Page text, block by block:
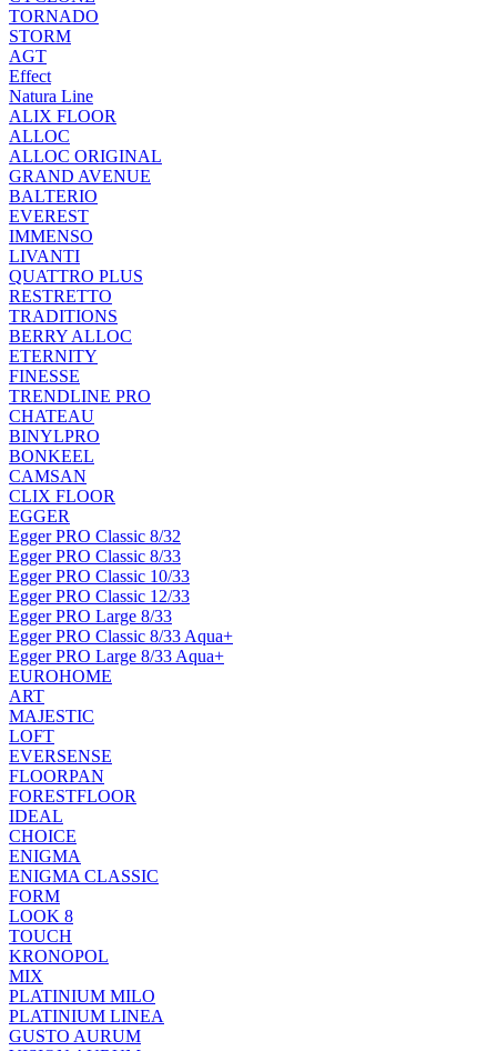
TORNADO
STORM
AGT
Effect
Natura Line
ALIX FLOOR
ALLOC
ALLOC ORIGINAL
GRAND AVENUE
BALTERIO
EVEREST
IMMENSO
LIVANTI
QUATTRO PLUS
RESTRETTO
TRADITIONS
BERRY ALLOC
ETERNITY
FINESSE
TRENDLINE PRO
CHATEAU
BINYLPRO
BONKEEL
CAMSAN
CLIX FLOOR
EGGER
Egger PRO Classic 8/32
Egger PRO Classic 8/33
Egger PRO Classic 10/33
Egger PRO Classic 12/33
Egger PRO Large 8/33
Egger PRO Classic 8/33 Aqua+
Egger PRO Large 8/33 Aqua+
EUROHOME
ART
MAJESTIC
LOFT
EVERSENSE
FLOORPAN
FORESTFLOOR
IDEAL
CHOICE
ENIGMA
ENIGMA CLASSIC
FORM
LOOK 8
TOUCH
KRONOPOL
MIX
PLATINIUM MILO
PLATINIUM LINEA
GUSTO AURUM